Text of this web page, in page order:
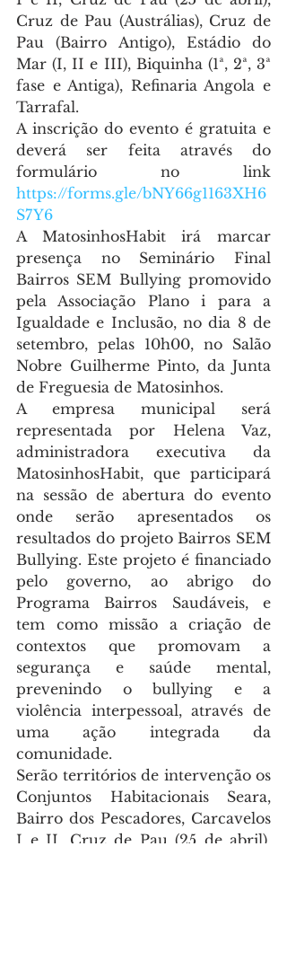
Cruz de Pau (Austrálias), Cruz de
Pau (Bairro Antigo), Estádio do
Mar (I, II e III), Biquinha (1ª, 2ª, 3ª
fase e Antiga), Refinaria Angola e
Tarrafal.
A inscrição do evento é gratuita e
deverá ser feita através do
https://forms.gle/bNY66g1163XH6
S7Y6
A MatosinhosHabit irá marcar
presença no Seminário Final
Bairros SEM Bullying promovido
pela Associação Plano i para a
Igualdade e Inclusão, no dia 8 de
setembro, pelas 10h00, no Salão
Nobre Guilherme Pinto, da Junta
de Freguesia de Matosinhos.
A empresa municipal será
representada por Helena Vaz,
administradora executiva da
MatosinhosHabit, que participará
na sessão de abertura do evento
onde serão apresentados os
resultados do projeto Bairros SEM
Bullying. Este projeto é financiado
pelo governo, ao abrigo do
Programa Bairros Saudáveis, e
tem como missão a criação de
contextos que promovam a
segurança e saúde mental,
prevenindo o bullying e a
violência interpessoal, através de
uma ação integrada da
comunidade.
Serão territórios de intervenção os
Conjuntos Habitacionais Seara,
Bairro dos Pescadores, Carcavelos
I e II, Cruz de Pau (25 de abril),